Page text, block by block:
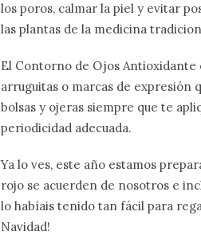
los poros, calmar la piel y evitar
las plantas de la medicina
El Contorno de Ojos Antioxidante
arruguitas o marcas de expresión
bolsas y ojeras siempre que te
periodicidad adecuada.
Ya lo ves, este año estamos
rojo se acuerden de nosotros e
lo habíais tenido tan fácil para
Navidad!